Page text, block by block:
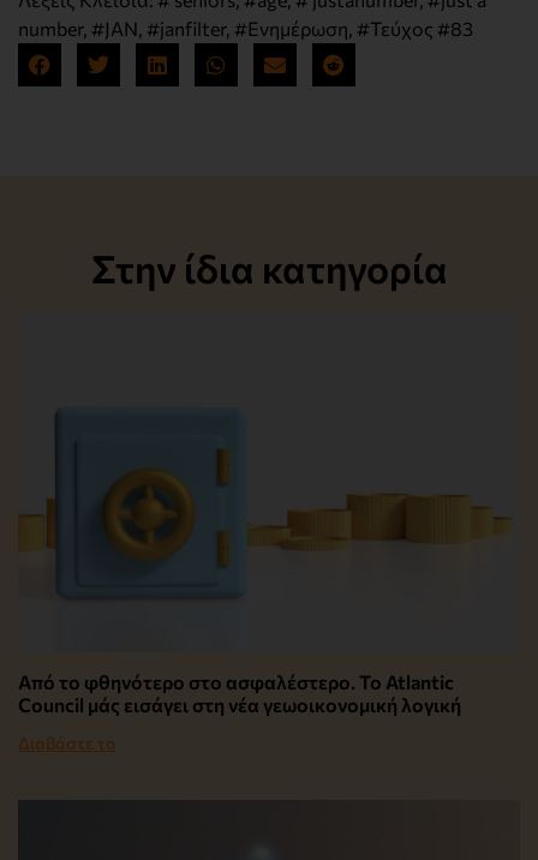
number, #JAN, #janfilter, #Ενημέρωση, #Τεύχος #83
Στην ίδια κατηγορία
Από το φθηνότερο στο ασφαλέστερο. Το Atlantic
Council μάς εισάγει στη νέα γεωοικονομική λογική
Διαβάστε το